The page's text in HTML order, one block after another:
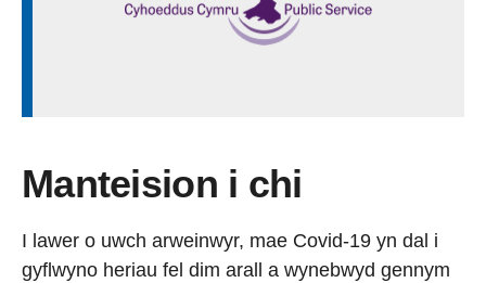
Manteision i chi
I lawer o uwch arweinwyr, mae Covid-19 yn dal i
gyflwyno heriau fel dim arall a wynebwyd gennym